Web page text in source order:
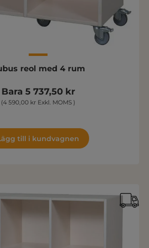
reol med 4 rum
Bara 5 737,50 kr
(4 590,00 kr Exkl. MOMS )
till i kundvagnen